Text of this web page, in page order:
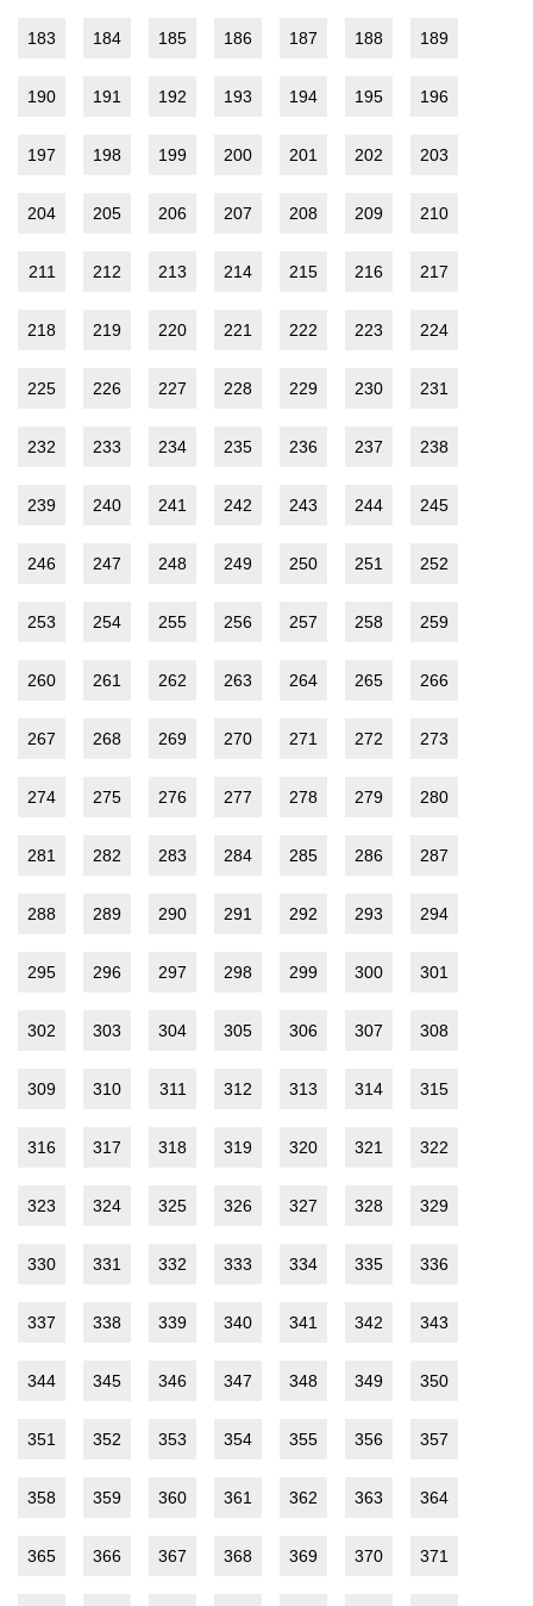
183 184 185 186 187 188 189
190 191 192 193 194 195 196
197 198 199 200 201 202 203
204 205 206 207 208 209 210
211 212 213 214 215 216 217
218 219 220 221 222 223 224
225 226 227 228 229 230 231
232 233 234 235 236 237 238
239 240 241 242 243 244 245
246 247 248 249 250 251 252
253 254 255 256 257 258 259
260 261 262 263 264 265 266
267 268 269 270 271 272 273
274 275 276 277 278 279 280
281 282 283 284 285 286 287
288 289 290 291 292 293 294
295 296 297 298 299 300 301
302 303 304 305 306 307 308
309 310 311 312 313 314 315
316 317 318 319 320 321 322
323 324 325 326 327 328 329
330 331 332 333 334 335 336
337 338 339 340 341 342 343
344 345 346 347 348 349 350
351 352 353 354 355 356 357
358 359 360 361 362 363 364
365 366 367 368 369 370 371